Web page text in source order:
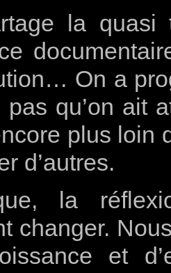
la quasi
On a
pas qu’on ait
plus loin
d’autres.
la
changer.
et